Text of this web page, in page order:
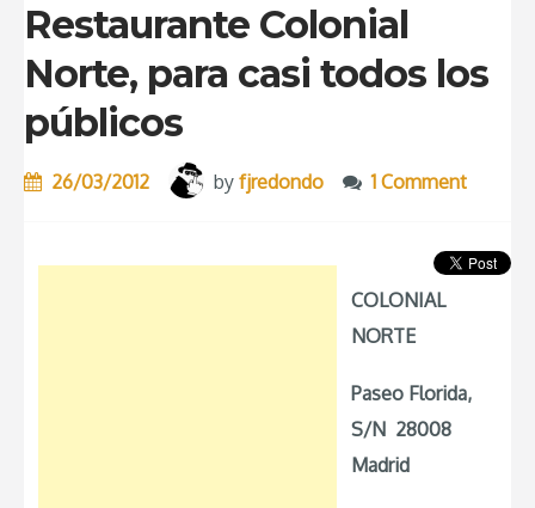
2.0
Roncero”
Restaurante Colonial
Norte, para casi todos los
públicos
26/03/2012 by fjredondo 1 Comment
COLONIAL
NORTE
Paseo Florida,
S/N 28008
Madrid